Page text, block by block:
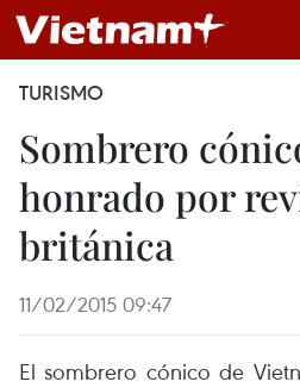
TURISMO
Sombrero
honrado por
británica
11/02/2015 09:47
El sombrero cónico de